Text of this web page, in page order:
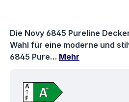
Die Novy 6845 Pureline
Wahl für eine moderne und
6845 Pure… Mehr